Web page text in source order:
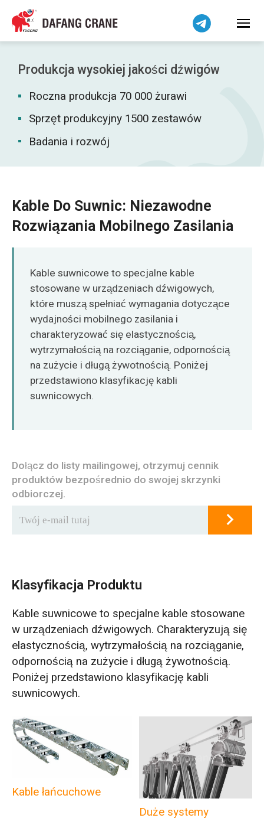
Produkcja wysokiej jakości dźwigów
Roczna produkcja 70 000 żurawi
Sprzęt produkcyjny 1500 zestawów
Badania i rozwój
Kable Do Suwnic: Niezawodne
Rozwiązania Mobilnego Zasilania
Kable suwnicowe to specjalne kable
stosowane w urządzeniach dźwigowych,
które muszą spełniać wymagania dotyczące
wydajności mobilnego zasilania i
charakteryzować się elastycznością,
wytrzymałością na rozciąganie, odpornością
na zużycie i długą żywotnością. Poniżej
przedstawiono klasyfikację kabli
suwnicowych.
Dołącz do listy mailingowej, otrzymuj cennik
produktów bezpośrednio do swojej skrzynki
odbiorczej.
Klasyfikacja Produktu
Kable suwnicowe to specjalne kable stosowane
w urządzeniach dźwigowych. Charakteryzują się
elastycznością, wytrzymałością na rozciąganie,
odpornością na zużycie i długą żywotnością.
Poniżej przedstawiono klasyfikację kabli
suwnicowych.
Kable łańcuchowe
Duże systemy
Bahasa Indonesia
Bahasa Melayu
Tiếng Việt
简体中文
فارسی
Pilipino
اردو
Kiswahili
Dansk
Norsk
O‘zbekcha